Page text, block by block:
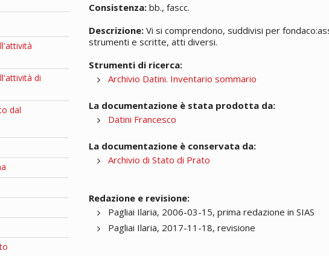
di
dal
Consistenza: bb., fascc.
Descrizione: Vi si comprendono, suddivisi per
strumenti e scritte, atti diversi.
Strumenti di ricerca:
Archivio Datini. Inventario sommario
La documentazione è stata prodotta da:
Datini Francesco
La documentazione è conservata da:
Archivio di Stato di Prato
Redazione e revisione:
Pagliai Ilaria, 2006-03-15, prima redazione in SIAS
Pagliai Ilaria, 2017-11-18, revisione